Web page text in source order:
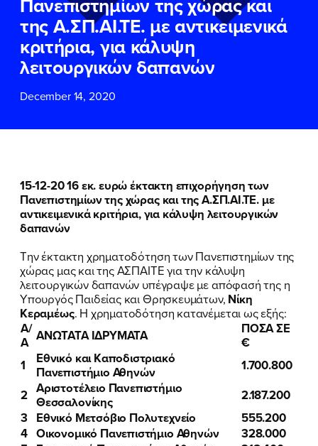
της Α.ΣΠ.ΑΙ.ΤΕ. με αντικειμενικά
κριτήρια, για κάλυψη
λειτουργικών δαπανών
December 14, 2020
15-12-20 16 εκ. ευρώ έκτακτη επιχορήγηση των
Πανεπιστημίων της χώρας και της Α.ΣΠ.ΑΙ.ΤΕ. με
αντικειμενικά κριτήρια, για κάλυψη λειτουργικών
δαπανών
Την έκτακτη χρηματοδότηση των Πανεπιστημίων της
χώρας μας και της ΑΣΠΑΙΤΕ για την κάλυψη
λειτουργικών δαπανών υπέγραψε με απόφασή της η
Υπουργός Παιδείας και Θρησκευμάτων, Νίκη
Κεραμέως. Η χρηματοδότηση κατανέμεται ως εξής:
Α/
Α ΑΝΩΤΑΤΑ ΙΔΡΥΜΑΤΑ
ΠΟΣΑ ΣΕ
€
1
Εθνικό και Καποδιστριακό
Πανεπιστήμιο Αθηνών
1.700.800
2 Αριστοτέλειο Πανεπιστήμιο
Θεσσαλονίκης
2.187.200
3 Εθνικό Μετσόβιο Πολυτεχνείο
555.200
4 Οικονομικό Πανεπιστήμιο Αθηνών
328.000
ΕΠΙΘΕΤΟ*
ΤΗΛΕΦΩΝΟ*
EMAIL
Δεδομένωνκαι τους τους
Όρους
Χρήσηςτου δικτυακού τόπου του
Πολιτικού Γραφείου της Βουλευτού
Νίκης Κεραμέως
ΥΠΟΒΟΛΗ
ΕΠΙΘΕΤΟ*
ΤΗΛΕΦΩΝΟ
EMAIL
Δεδομένωνκαι τους τους
Όρους
Χρήσηςτου δικτυακού τόπου του
Πολιτικού Γραφείου της Βουλευτού
Νίκης Κεραμέως
ΥΠΟΒΟΛΗ